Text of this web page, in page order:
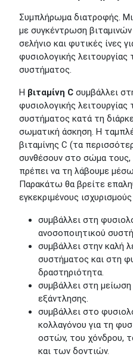
Συμπλήρωμα διατροφής.
με συγκέντρωση βιταμινών
σελήνιο και φυτικές ίνες
φυσιολογικής
συστήματος.
Η βιταμίνη C συμβάλλει
φυσιολογικής
συστήματος κατά τη
σωματική άσκηση. Η
βιταμίνης C (τα
συνθέσουν στο σώμα τους,
πρέπει να τη λάβουμε
Παρακάτω θα βρείτε
εγκεκριμένους ισχυρισμούς
συμβάλλει στη
ανοσοποιητικού
συμβάλλει στην καλή
συστήματος και στη
δραστηριότητα.
συμβάλλει στη
εξάντλησης.
συμβάλλει στο
κολλαγόνου για τη
οστών, του χόνδρου,
και των δοντιών.